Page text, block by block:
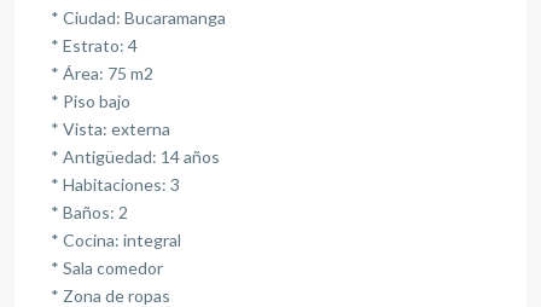
* Ciudad: Bucaramanga
* Estrato: 4
* Área: 75 m2
* Piso bajo
* Vista: externa
* Antigüedad: 14 años
* Habitaciones: 3
* Baños: 2
* Cocina: integral
* Sala comedor
* Zona de ropas